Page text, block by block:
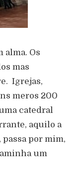
alma. Os
mas
Igrejas,
meros 200
catedral
aquilo a
por mim,
um